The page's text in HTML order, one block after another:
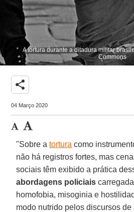
A tortura durante a ditadura militar
Commons
share
04 Março 2020
"Sobre atortura como
não há registros fortes, mas
sociais têm exibido a prática
abordagens policiais
homofobia, misoginia e
modo nutrido pelos discursos